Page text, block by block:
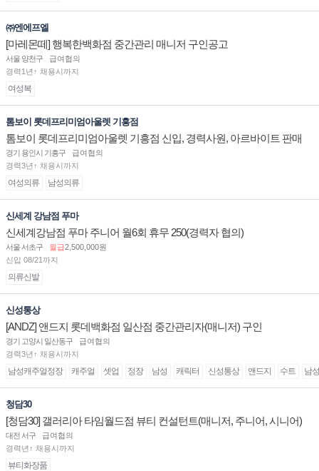
㈜엔에프엘
[마레몬떼] 행복한백화점 중간관리 매니저 구인공고
서울 양천구
급여협의
경력1년↑ 채용시까지
여성복
톰보이 롯데프리미엄아울렛 기흥점
톰보이 롯데프리미엄아울렛 기흥점 신입, 경력사원, 아르바이트 판매
직 구인합니다.
경기 용인시 기흥구
급여협의
경력3년↑ 채용시까지
여성의류 남성의류
신세계 강남점 푸마
신세계강남점 푸마 주니어 월6회 휴무 250(경력자 협의)
서울 서초구 월급2,500,000원
신입 08/21까지
의류신발
신성통상
[ANDZ] 앤드지 롯데백화점 일산점 중간관리자(매니저) 구인
경기 고양시 일산동구
급여협의
경력3년↑ 채용시까지
남성캐주얼정장 캐주얼 셋업 정장 남성 캐릭터 신성통상 앤드지 수트 남
청담30
[청담30] 갤러리아 타임월드점 뷰티 컨설턴트(매니저, 주니어, 시니어)
채용
대전 서구
급여협의
경력년↑ 채용시까지
뷰티화장품